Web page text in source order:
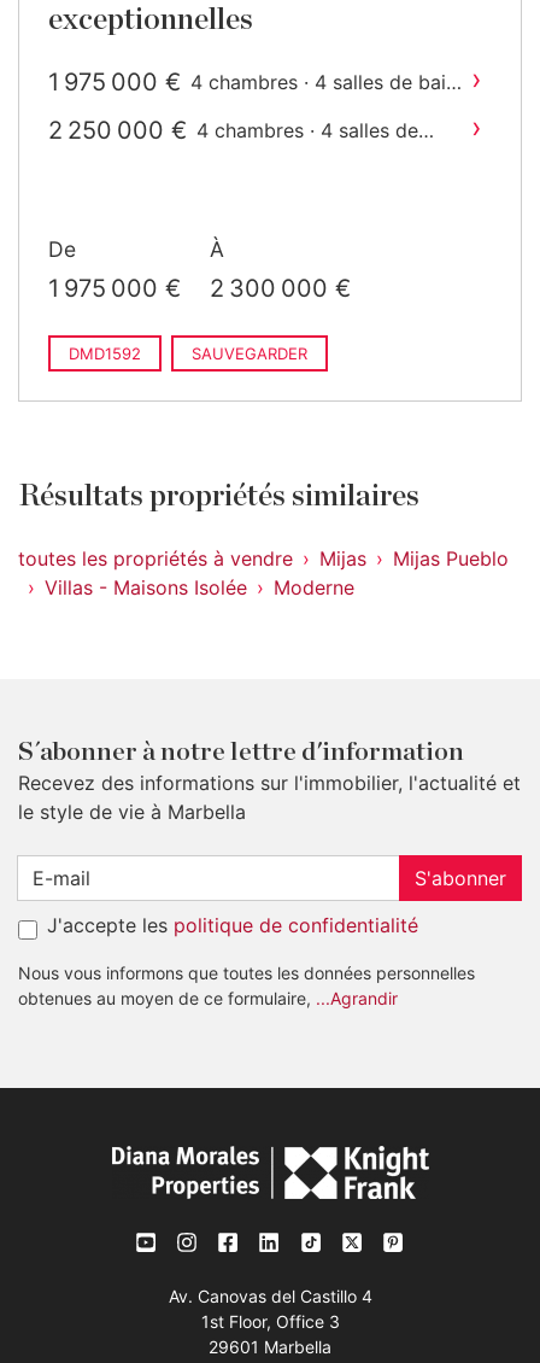
exceptionnelles
1 975 000 € 4 chambres · 4 salles de bain
›
2 250 000 € 4 chambres · 4 salles de
›
De
1 975 000 €
À
2 300 000 €
DMD1592 SAUVEGARDER
Résultats propriétés similaires
toutes les propriétés à vendre Mijas
Mijas Pueblo
Villas - Maisons Isolée
Moderne
S´abonner à notre lettre d'information
Recevez des informations sur l'immobilier, l'actualité et
le style de vie à Marbella
S'abonner
J'accepte les politique de confidentialité
Nous vous informons que toutes les données personnelles
obtenues au moyen de ce formulaire, ...Agrandir
Av. Canovas del Castillo 4
1st Floor, Office 3
29601 Marbella